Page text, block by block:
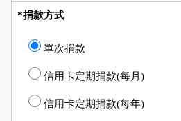
*捐款方式
單次捐款
信用卡定期捐款(每月)
信用卡定期捐款(每年)